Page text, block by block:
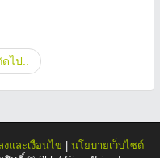
ไป..
และเงื่อนไข
นโยบายเว็บไซต์